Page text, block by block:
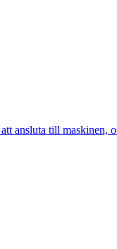
ansluta till maskinen,